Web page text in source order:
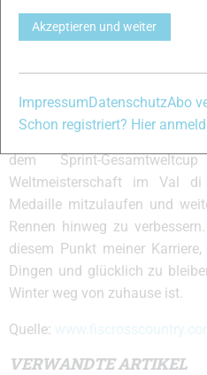
für mein Training und sie
und interessante Person zu
Du hast diesen Sommer hart
für die nächste Saison?
Nächste Saison freue ich
dem Sprint-
Weltmeisterschaft im Val
Medaille mitzulaufen und
Rennen hinweg zu
diesem Punkt meiner
Dingen und glücklich zu
Winter weg von zuhause ist.
Quelle:
VERWANDTE ARTIKEL
Akzeptieren und weiter
ImpressumDatenschutzAbo
Schon registriert? Hier